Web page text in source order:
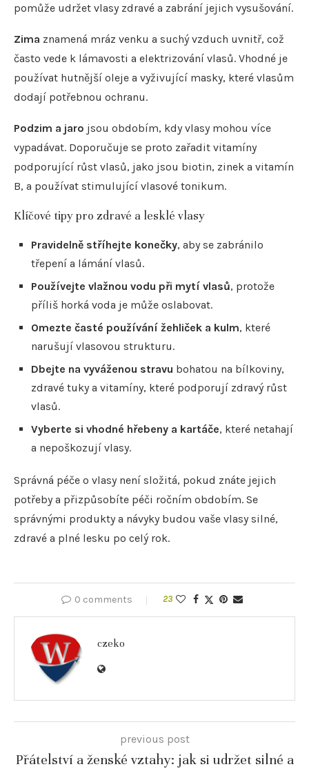
pomůže udržet vlasy zdravé a zabrání jejich vysušování.
Zima znamená mráz venku a suchý vzduch uvnitř, což
často vede k lámavosti a elektrizování vlasů. Vhodné je
používat hutnější oleje a vyživující masky, které vlasům
dodají potřebnou ochranu.
Podzim a jaro jsou obdobím, kdy vlasy mohou více
vypadávat. Doporučuje se proto zařadit vitamíny
podporující růst vlasů, jako jsou biotin, zinek a vitamín
B, a používat stimulující vlasové tonikum.
Klíčové tipy pro zdravé a lesklé vlasy
Pravidelně stříhejte konečky, aby se zabránilo
třepení a lámání vlasů.
Používejte vlažnou vodu při mytí vlasů, protože
příliš horká voda je může oslabovat.
Omezte časté používání žehliček a kulm, které
narušují vlasovou strukturu.
Dbejte na vyváženou stravu bohatou na bílkoviny,
zdravé tuky a vitamíny, které podporují zdravý růst
vlasů.
Vyberte si vhodné hřebeny a kartáče, které netahají
a nepoškozují vlasy.
Správná péče o vlasy není složitá, pokud znáte jejich
potřeby a přizpůsobíte péči ročním obdobím. Se
správnými produkty a návyky budou vaše vlasy silné,
zdravé a plné lesku po celý rok.
0 comments 23
czeko
previous post
Přátelství a ženské vztahy: jak si udržet silné a